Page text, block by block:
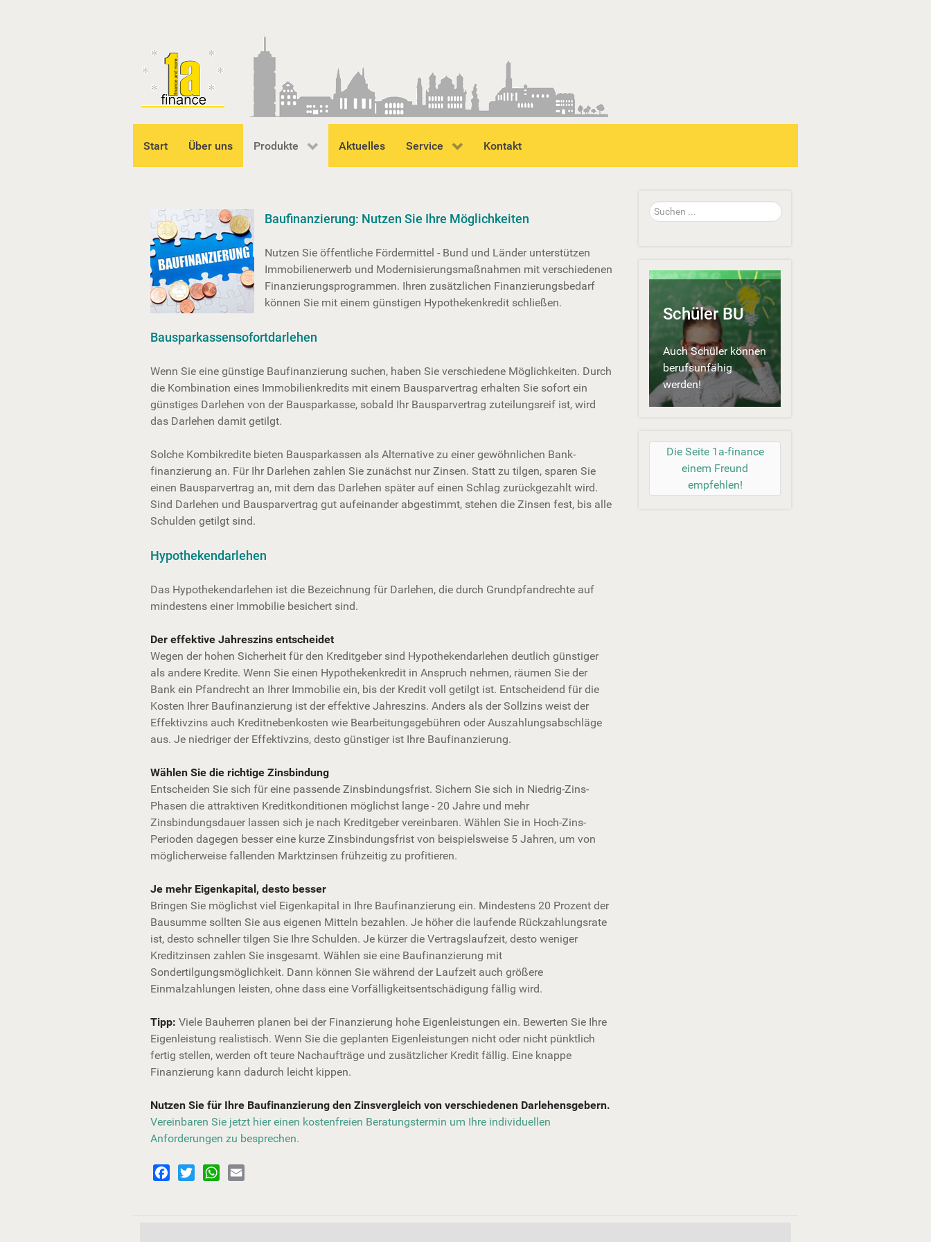
Start Über uns Produkte Aktuelles Service Kontakt
Baufinanzierung: Nutzen Sie Ihre Möglichkeiten
Nutzen Sie öffentliche Fördermittel - Bund und Länder unterstützen
Immobilienerwerb und Modernisierungsmaßnahmen mit verschiedenen
Finanzierungsprogrammen. Ihren zusätzlichen Finanzierungsbedarf
können Sie mit einem günstigen Hypothekenkredit schließen.
Bausparkassensofortdarlehen
Wenn Sie eine günstige Baufinanzierung suchen, haben Sie verschiedene Möglichkeiten. Durch
die Kombination eines Immobilien­kredits mit einem Bauspar­vertrag erhalten Sie sofort ein
günstiges Darlehen von der Bausparkasse, sobald Ihr Bausparvertrag zuteilungsreif ist, wird
das Darlehen damit getilgt.
Solche Kombikredite bieten Bausparkassen als Alternative zu einer gewöhnlichen Bank­
finanzierung an. Für Ihr Darlehen zahlen Sie zunächst nur Zinsen. Statt zu tilgen, sparen Sie
einen Bauspar­vertrag an, mit dem das Darlehen später auf einen Schlag zurückge­zahlt wird.
Sind Darlehen und Bauspar­vertrag gut aufeinander abge­stimmt, stehen die Zinsen fest, bis alle
Schulden getilgt sind.
Hypothekendarlehen
Das Hypothekendarlehen ist die Bezeichnung für Darlehen, die durch Grundpfandrechte auf
mindestens einer Immobilie besichert sind.
Der effektive Jahreszins entscheidet
Wegen der hohen Sicherheit für den Kreditgeber sind Hypothekendarlehen deutlich günstiger
als andere Kredite. Wenn Sie einen Hypothekenkredit in Anspruch nehmen, räumen Sie der
Bank ein Pfandrecht an Ihrer Immobilie ein, bis der Kredit voll getilgt ist. Entscheidend für die
Kosten Ihrer Baufinanzierung ist der effektive Jahreszins. Anders als der Sollzins weist der
Effektivzins auch Kreditnebenkosten wie Bearbeitungsgebühren oder Auszahlungsabschläge
aus. Je niedriger der Effektivzins, desto günstiger ist Ihre Baufinanzierung.
Wählen Sie die richtige Zinsbindung
Entscheiden Sie sich für eine passende Zinsbindungsfrist. Sichern Sie sich in Niedrig-Zins-
Phasen die attraktiven Kreditkonditionen möglichst lange - 20 Jahre und mehr
Zinsbindungsdauer lassen sich je nach Kreditgeber vereinbaren. Wählen Sie in Hoch-Zins-
Perioden dagegen besser eine kurze Zinsbindungsfrist von beispielsweise 5 Jahren, um von
möglicherweise fallenden Marktzinsen frühzeitig zu profitieren.
Je mehr Eigenkapital, desto besser
Bringen Sie möglichst viel Eigenkapital in Ihre Baufinanzierung ein. Mindestens 20 Prozent der
Bausumme sollten Sie aus eigenen Mitteln bezahlen. Je höher die laufende Rückzahlungsrate
ist, desto schneller tilgen Sie Ihre Schulden. Je kürzer die Vertragslaufzeit, desto weniger
Kreditzinsen zahlen Sie insgesamt. Wählen sie eine Baufinanzierung mit
Sondertilgungsmöglichkeit. Dann können Sie während der Laufzeit auch größere
Einmalzahlungen leisten, ohne dass eine Vorfälligkeitsentschädigung fällig wird.
Tipp: Viele Bauherren planen bei der Finanzierung hohe Eigenleistungen ein. Bewerten Sie Ihre
Eigenleistung realistisch. Wenn Sie die geplanten Eigenleistungen nicht oder nicht pünktlich
fertig stellen, werden oft teure Nachaufträge und zusätzlicher Kredit fällig. Eine knappe
Finanzierung kann dadurch leicht kippen.
Nutzen Sie für Ihre Baufinanzierung den Zinsvergleich von verschiedenen Darlehensgebern.
Vereinbaren Sie jetzt hier einen kostenfreien Beratungstermin um Ihre individuellen
Anforderungen zu besprechen.
Suchen
Schüler BU
Auch Schüler können
berufsunfähig
werden!
Die Seite 1a-finance
einem Freund
empfehlen!